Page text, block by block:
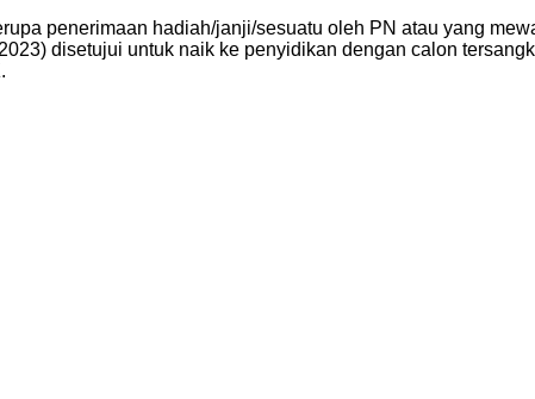
penerimaan hadiah/janji/sesuatu oleh PN atau yang
disetujui untuk naik ke penyidikan dengan calon